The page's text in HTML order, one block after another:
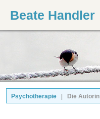
Beate Handler
Psychotherapie | Die Autorin